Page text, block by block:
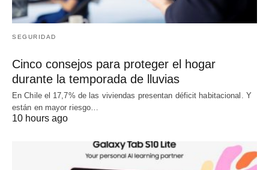
SEGURIDAD
Cinco consejos para proteger el hogar
durante la temporada de lluvias
En Chile el 17,7% de las viviendas presentan déficit habitacional. Y
están en mayor riesgo…
10 hours ago